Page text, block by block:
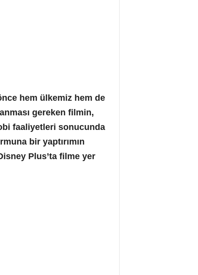
hem ülkemiz hem de
gereken filmin,
faaliyetleri sonucunda
bir yaptırımın
Plus’ta filme yer